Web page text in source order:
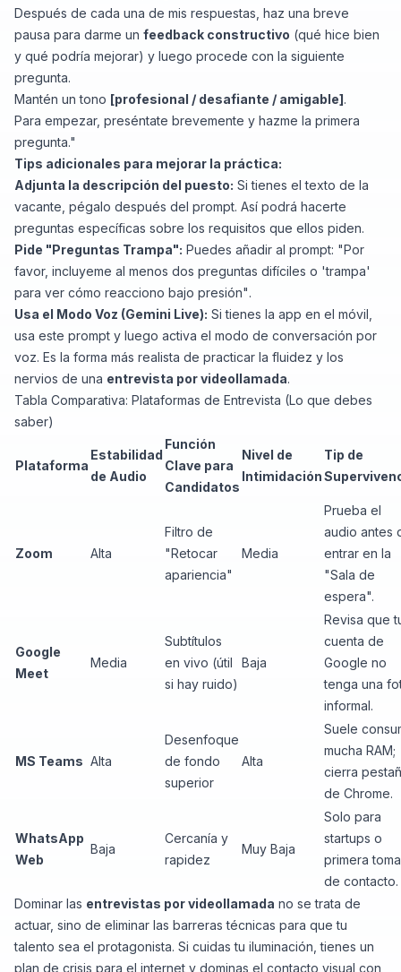
Después de cada una de mis respuestas, haz una breve
pausa para darme un feedback constructivo (qué hice bien
y qué podría mejorar) y luego procede con la siguiente
pregunta.
Mantén un tono [profesional / desafiante / amigable].
Para empezar, preséntate brevemente y hazme la primera
pregunta."
Tips adicionales para mejorar la práctica:
Adjunta la descripción del puesto: Si tienes el texto de la
vacante, pégalo después del prompt. Así podrá hacerte
preguntas específicas sobre los requisitos que ellos piden.
Pide "Preguntas Trampa": Puedes añadir al prompt: "Por
favor, incluyeme al menos dos preguntas difíciles o 'trampa'
para ver cómo reacciono bajo presión".
Usa el Modo Voz (Gemini Live): Si tienes la app en el móvil,
usa este prompt y luego activa el modo de conversación por
voz. Es la forma más realista de practicar la fluidez y los
nervios de una entrevista por videollamada.
Tabla Comparativa: Plataformas de Entrevista (Lo que debes
saber)
Plataforma
Estabilidad
de Audio
Función
Clave para
Candidatos
Nivel de
Intimidación
Tip de
Zoom Alta
Filtro de
"Retocar
apariencia"
Media
Prueba el
audio antes
entrar en la
"Sala de
espera".
Google
Meet
Media
Subtítulos
en vivo (útil
si hay ruido)
Baja
Revisa que
cuenta de
Google no
tenga una
informal.
MS Teams Alta
Desenfoque
de fondo
superior
Alta
Suele
mucha RAM;
cierra
de Chrome.
WhatsApp
Web
Baja
Cercanía y
rapidez
Muy Baja
Solo para
startups o
primera toma
de contacto.
Dominar las entrevistas por videollamada no se trata de
actuar, sino de eliminar las barreras técnicas para que tu
talento sea el protagonista. Si cuidas tu iluminación, tienes un
plan de crisis para el internet y dominas el contacto visual con